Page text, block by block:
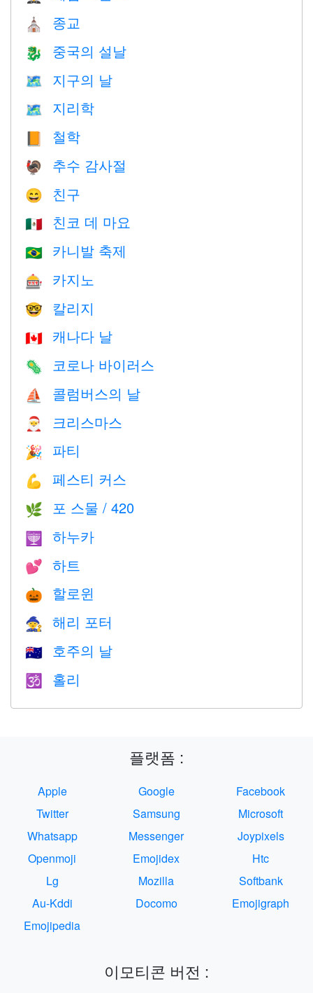
⛪️ 종교
🐉 중국의 설날
🗺️ 지구의 날
🗺 지리학
📙 철학
🦃 추수 감사절
😄 친구
🇲🇽 친코 데 마요
🇧🇷 카니발 축제
🎰 카지노
🤓 칼리지
🇨🇦 캐나다 날
🦠 코로나 바이러스
⛵️ 콜럼버스의 날
🎅 크리스마스
🎉 파티
💪 페스티 커스
🌿 포 스물 / 420
🕎 하누카
💕 하트
🎃 할로윈
🧙 해리 포터
🇦🇺 호주의 날
🕉 홀리
플랫폼 :
Apple Google
Facebook
Twitter
Samsung
Microsoft
Whatsapp
Messenger
Joypixels
Openmoji
Emojidex
Htc
Lg
Mozilla
Softbank
Au-Kddi
Docomo
Emojigraph
Emojipedia
이모티콘 버전 :